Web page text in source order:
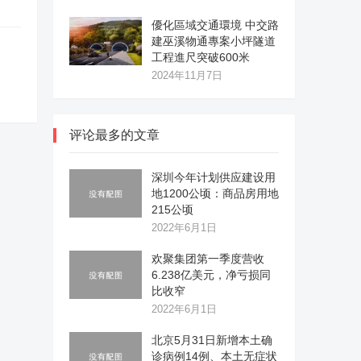
優化區域交通環境 中交路
建巫溪物通專案小坪隧道
工程進尺突破600米
2024年11月7日
评论最多的文章
深圳今年计划供应建设用
地1200公顷：商品房用地
215公顷
2022年6月1日
欢聚集团第一季度营收
6.238亿美元，净亏损同
比收窄
2022年6月1日
北京5月31日新增本土确
诊病例14例、本土无症状